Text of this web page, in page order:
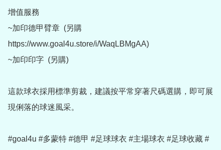
增值服務
~加印德甲臂章  (另購
https://www.goal4u.store/i/WaqLBMgAA)
~加印印字  (另購)
這款球衣採用標準剪裁，建議按平常穿著尺碼選購，即可展
現俐落的球迷風采。
#goal4u #多蒙特 #德甲 #足球球衣 #主場球衣 #足球收藏 #